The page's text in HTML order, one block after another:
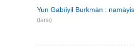
Yun Gabīiyil Burkmān :
(farsi)